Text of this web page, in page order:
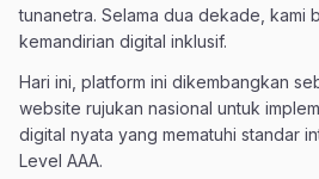
tunanetra. Selama dua dekade, kami
kemandirian digital inklusif.
Hari ini, platform ini dikembangkan
website rujukan nasional untuk
digital nyata yang mematuhi standar
Level AAA.